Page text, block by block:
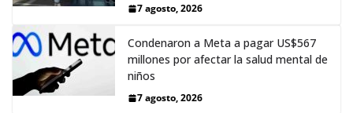
7 agosto, 2026
Condenaron a Meta a pagar US$567
millones por afectar la salud mental de
niños
7 agosto, 2026